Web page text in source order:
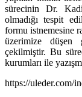
sürecinin Dr.
olmadığı tespit
formu istnemesine
üzerimize düşen
çekilmiştir. Bu
kurumları ile
https://uleder.com/